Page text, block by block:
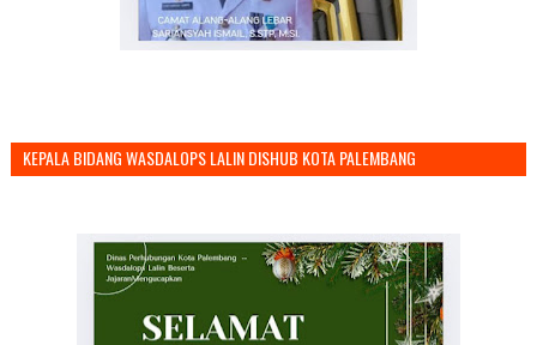
KEPALA BIDANG WASDALOPS LALIN DISHUB KOTA PALEMBANG